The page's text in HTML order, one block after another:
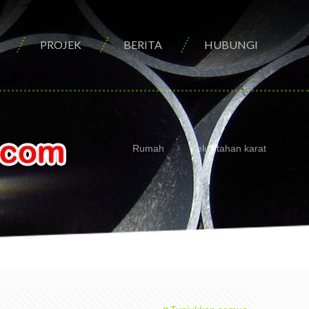
PROJEK BERITA HUBUNGI
Rumah Keluli tahan karat